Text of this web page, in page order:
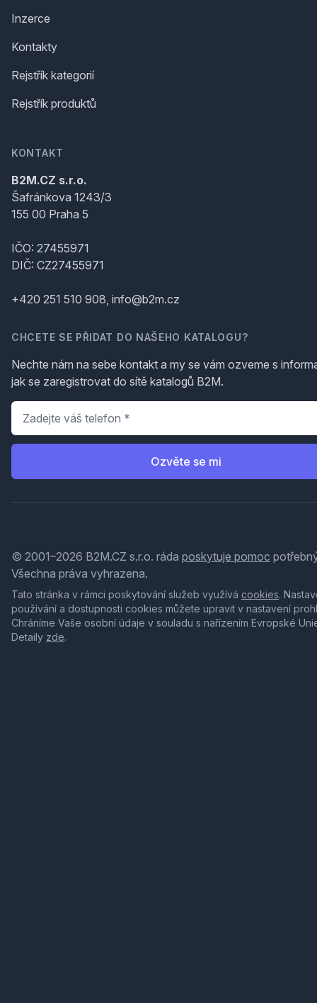
Inzerce
Kontakty
Rejstřík kategorií
Rejstřík produktů
KONTAKT
B2M.CZ s.r.o.
Šafránkova 1243/3
155 00 Praha 5
IČO: 27455971
DIČ: CZ27455971
+420 251 510 908, info@b2m.cz
CHCETE SE PŘIDAT DO NAŠEHO KATALOGU?
Nechte nám na sebe kontakt a my se vám ozveme s
jak se zaregistrovat do sítě katalogů B2M.
Telefon
Ozvěte se mi
© 2001–2026 B2M.CZ s.r.o. ráda poskytuje pomoc
Všechna práva vyhrazena.
Tato stránka v rámci poskytování služeb využívá cookies.
používání a dostupnosti cookies můžete upravit v nastavení
Chráníme Vaše osobní údaje v souladu s nařízením Evropské
Detaily zde.